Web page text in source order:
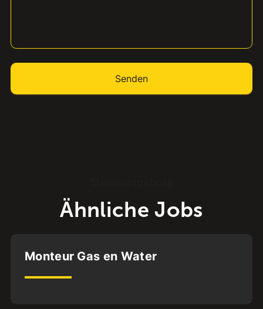
Ähnliche Jobs
Dordrecht
Monteur Gas en Water